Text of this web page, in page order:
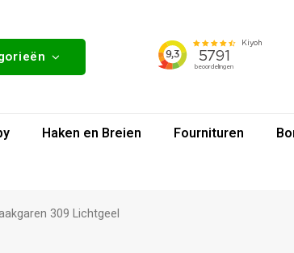
Haken en Breien Fournituren
309 Lichtgeel